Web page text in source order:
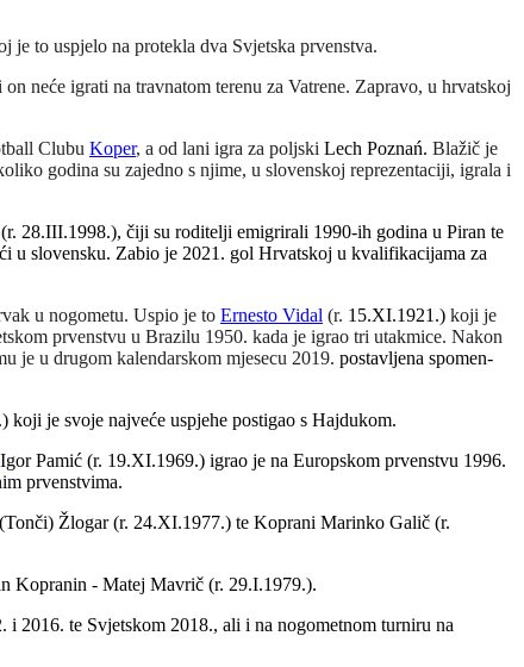
to uspjelo na protekla dva Svjetska prvenstva.
neće igrati na travnatom terenu za Vatrene. Zapravo, u hrvatskoj
Clubu Koper, a od lani igra za poljski Lech Poznań. Blažič je
godina su zajedno s njime, u slovenskoj reprezentaciji, igrala i
28.III.1998.), čiji su roditelji emigrirali 1990-ih godina u Piran te
u slovensku. Zabio je 2021. gol Hrvatskoj u kvalifikacijama za
u nogometu. Uspio je to Ernesto Vidal (r. 15.XI.1921.) koji je
prvenstvu u Brazilu 1950. kada je igrao tri utakmice. Nakon
je u drugom kalendarskom mjesecu 2019. postavljena spomen-
je svoje najveće uspjehe postigao s Hajdukom.
Igor Pamić (r. 19.XI.1969.) igrao je na Europskom prvenstvu 1996.
prvenstvima.
Žlogar (r. 24.XI.1977.) te Koprani Marinko Galič (r.
Kopranin - Matej Mavrič (r. 29.I.1979.).
2016. te Svjetskom 2018., ali i na nogometnom turniru na